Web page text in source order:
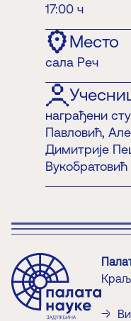
17:00 ч
Место
сала Реч
награђени
Павловић,
Димитрије
Вукобратовић